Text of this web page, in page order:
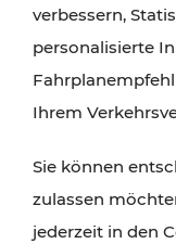
verbessern,
personalisierte
Ihrem
Sie können
zulassen
jederzeit in den